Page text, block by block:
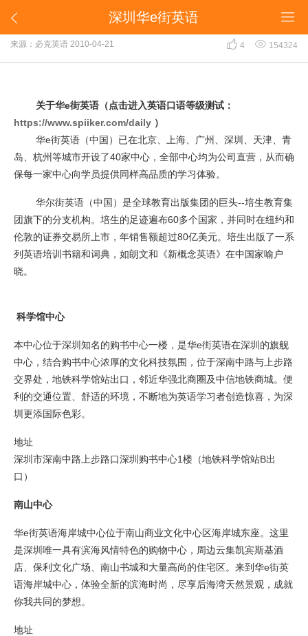
 
深圳华e街英语
深圳华e街英语
来源：必克英语 2010-04-21  4  154324
关于华e街英语（点击进入英语口语等级测试：
https://www.spiiker.com/daily ）
华e街英语（中国）已在北京、上海、广州、深圳、天津、青
岛、杭州等城市开设了40家中心，全部中心均为公司直营，从而确
保每一家中心向学员提供同样高品质的学习体验。
华尔街英语（中国）是全球教育出版集团的巨头--培生教育集
团旗下的分支机构。培生的足迹遍布60多个国家，并同时在纽约和
伦敦的证券交易所上市，年销售额超过80亿美元。培生出版了一系
列英语培训书籍和词典，如朗文和《新概念英语》在中国家喻户
晓。
科学馆中心
本中心位于深圳知名的购书中心一楼，是华e街英语在深圳的旗舰
中心，结合购书中心浓厚的文化科技氛围，位于深南中路与上步路
交界处，地铁科学馆站出口，邻近华强北商圈及中信地铁商城。便
利的交通位置、舒适的环境，不断地为英语学习者创造惊喜，为深
圳更添国际色彩。
地址
深圳市深南中路上步路口深圳购书中心1楼（地铁科学馆站B出
口）
南山中心
华e街英语海岸城中心位于南山商业文化中心区海岸城东座。这里
是深圳唯一具有滨海风情特色的购物中心，周边云集凯宾斯基酒
店、保利文化广场、南山书城和大量高尚的住宅区。来到华e街英
语海岸城中心，体验全新的滨海时尚，尽享后海湾天然景观，成就
你我共同的梦想。
地址